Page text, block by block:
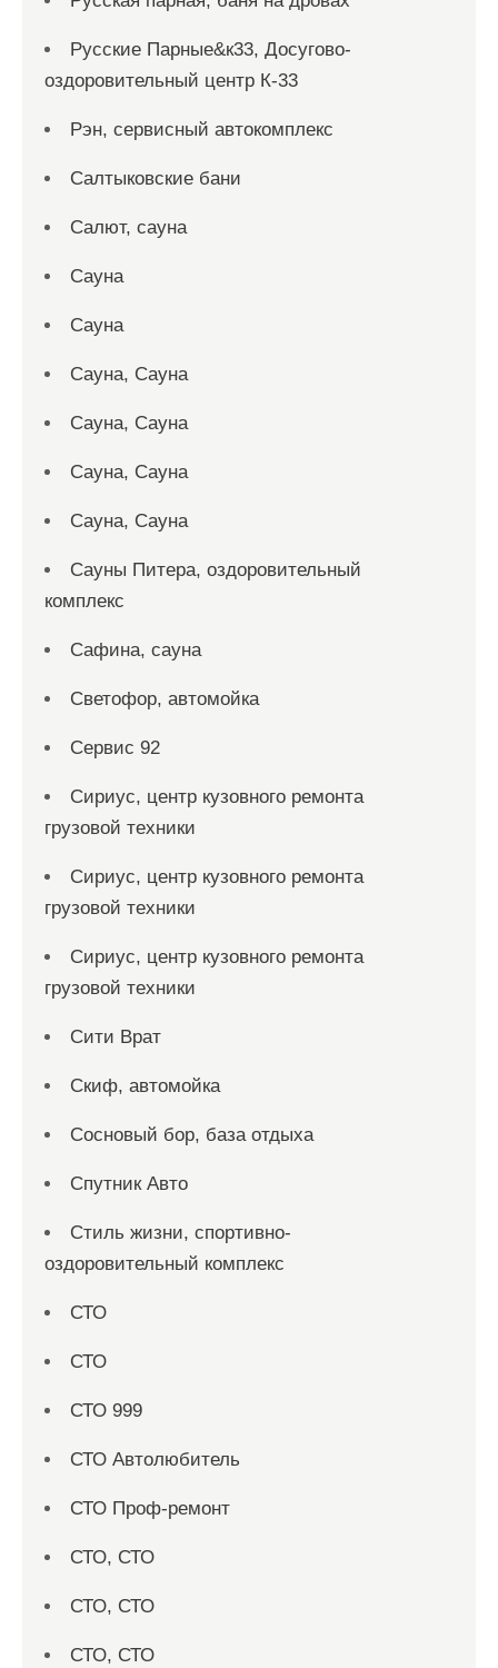
Русские Парные&к33, Досугово-
оздоровительный центр К-33
Рэн, сервисный автокомплекс
Салтыковские бани
Салют, сауна
Сауна
Сауна
Сауна, Сауна
Сауна, Сауна
Сауна, Сауна
Сауна, Сауна
Сауны Питера, оздоровительный
комплекс
Сафина, сауна
Светофор, автомойка
Сервис 92
Сириус, центр кузовного ремонта
грузовой техники
Сириус, центр кузовного ремонта
грузовой техники
Сириус, центр кузовного ремонта
грузовой техники
Сити Врат
Скиф, автомойка
Сосновый бор, база отдыха
Спутник Авто
Стиль жизни, спортивно-
оздоровительный комплекс
СТО
СТО
СТО 999
СТО Автолюбитель
СТО Проф-ремонт
СТО, СТО
СТО, СТО
СТО, СТО